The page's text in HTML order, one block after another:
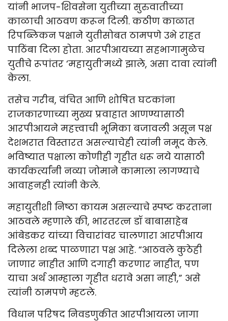
यांनी भाजप-शिवसेना युतीच्या सुरुवातीच्या
काळाची आठवण करून दिली. कठीण काळात
रिपब्लिकन पक्षाने युतीसोबत ठामपणे उभे राहत
पाठिंबा दिला होता. आरपीआयच्या सहभागामुळेच
युतीचे रूपांतर ‘महायुती’मध्ये झाले, असा दावा त्यांनी
केला.
तसेच गरीब, वंचित आणि शोषित घटकांना
राजकारणाच्या मुख्य प्रवाहात आणण्यासाठी
आरपीआयने महत्त्वाची भूमिका बजावली असून पक्ष
देशभरात विस्तारत असल्याचेही त्यांनी नमूद केले.
भविष्यात पक्षाला कोणीही गृहीत धरू नये यासाठी
कार्यकर्त्यांनी नव्या जोमाने कामाला लागण्याचे
आवाहनही त्यांनी केले.
महायुतीशी निष्ठा कायम असल्याचे स्पष्ट करताना
आठवले म्हणाले की, भारतरत्न डॉ बाबासाहेब
आंबेडकर यांच्या विचारांवर चालणारा आरपीआय
दिलेला शब्द पाळणारा पक्ष आहे. “आठवले कुठेही
जाणार नाहीत आणि दगाही करणार नाहीत, पण
याचा अर्थ आम्हाला गृहीत धरावे असा नाही,” असे
त्यांनी ठामपणे म्हटले.
विधान परिषद निवडणुकीत आरपीआयला जागा